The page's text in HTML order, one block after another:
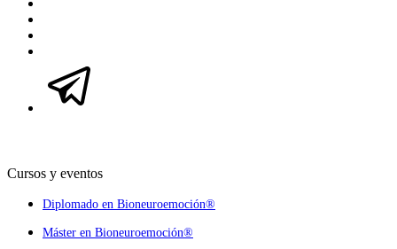
Cursos y eventos
Diplomado en Bioneuroemoción®
Máster en Bioneuroemoción®